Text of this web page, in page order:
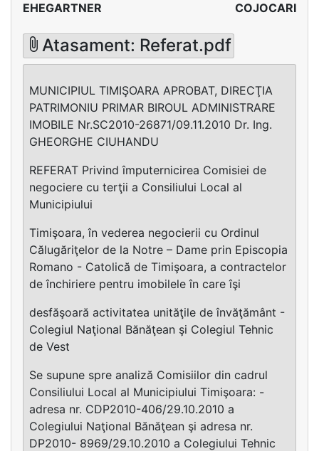
EHEGARTNER
COJOCARI
Atasament: Referat.pdf
MUNICIPIUL TIMIŞOARA APROBAT, DIRECŢIA
PATRIMONIU PRIMAR BIROUL ADMINISTRARE
IMOBILE Nr.SC2010-26871/09.11.2010 Dr. Ing.
GHEORGHE CIUHANDU
REFERAT Privind împuternicirea Comisiei de
negociere cu terţii a Consiliului Local al
Municipiului
Timişoara, în vederea negocierii cu Ordinul
Călugăriţelor de la Notre – Dame prin Episcopia
Romano - Catolică de Timişoara, a contractelor
de închiriere pentru imobilele în care îşi
desfăşoară activitatea unităţile de învăţământ -
Colegiul Naţional Bănăţean şi Colegiul Tehnic
de Vest
Se supune spre analiză Comisiilor din cadrul
Consiliului Local al Municipiului Timişoara: -
adresa nr. CDP2010-406/29.10.2010 a
Colegiului Naţional Bănăţean şi adresa nr.
DP2010- 8969/29.10.2010 a Colegiului Tehnic